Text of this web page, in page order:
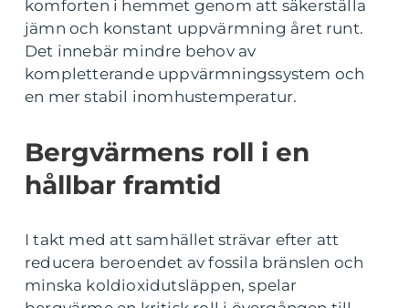
komforten i hemmet genom att säkerställa
jämn och konstant uppvärmning året runt.
Det innebär mindre behov av
kompletterande uppvärmningssystem och
en mer stabil inomhustemperatur.
Bergvärmens roll i en
hållbar framtid
I takt med att samhället strävar efter att
reducera beroendet av fossila bränslen och
minska koldioxidutsläppen, spelar